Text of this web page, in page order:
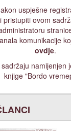
uspješne
pristupiti ovom
komunikacije
ovdje.
namijenjen
knjige "Bordo